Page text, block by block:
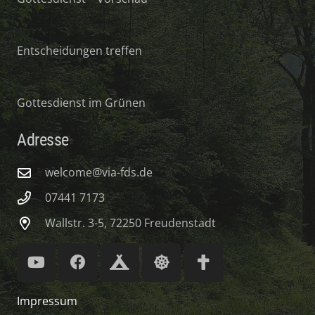
Entscheidungen treffen
Gottesdienst im Grünen
Adresse
welcome@via-fds.de
07441 7173
Wallstr. 3-5, 72250 Freudenstadt
Impressum